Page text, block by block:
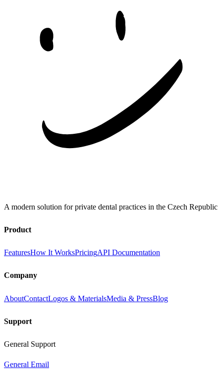
A modern solution for private dental practices in the Czech Republic
Product
FeaturesHow It WorksPricingAPI Documentation
Company
AboutContactLogos & MaterialsMedia & PressBlog
Support
General Support
General Email